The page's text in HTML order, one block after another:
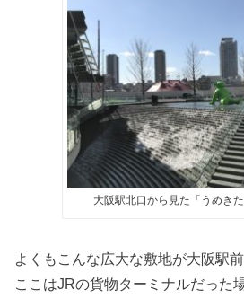
大阪駅北口から見た「うめき
よくもこんな広大な敷地が大阪駅
ここはJRの貨物ターミナルだった